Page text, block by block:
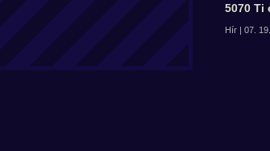
5070 Ti
Hír | 07.